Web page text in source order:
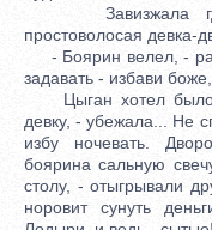
Завизжала где-
простоволосая девка-
- Боярин велел, -
задавать - избави
Цыган хотел было
девку, - убежала... Не
избу ночевать.
боярина сальную
столу, - отыгрывали
норовит сунуть